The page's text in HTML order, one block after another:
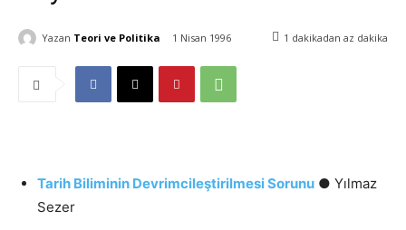
Yazan Teori ve Politika 1 Nisan 1996 1 dakikadan az dakika
Tarih Biliminin Devrimcileştirilmesi Sorunu ● Yılmaz
Sezer